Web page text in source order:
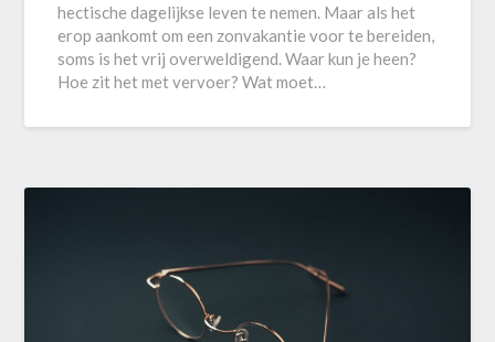
hectische dagelijkse leven te nemen. Maar als het
erop aankomt om een zonvakantie voor te bereiden,
soms is het vrij overweldigend. Waar kun je heen?
Hoe zit het met vervoer? Wat moet…